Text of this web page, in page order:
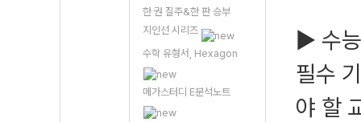
한 권 질주&한 판 승부
지인선 시리즈
수학 유형서, Hexagon
메가스터디 E분석노트
▶ 수
필수
야 할